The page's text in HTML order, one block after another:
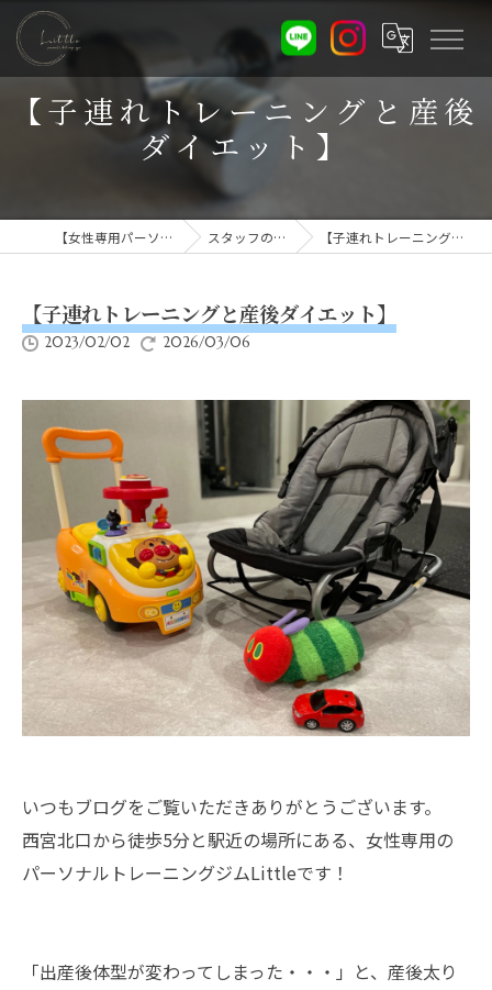
【子連れトレーニングと産後
ダイエット】
【女性専用パーソナルジム】Little スタッフのひとりごと 【子連れトレーニングと産後ダイエット】
【子連れトレーニングと産後ダイエット】
2023/02/02 2026/03/06
いつもブログをご覧いただきありがとうございます。
西宮北口から徒歩5分と駅近の場所にある、女性専用の
パーソナル トレーニングジムLittleです！
「出産後体型が変わってしまった・・・」と、産後太り